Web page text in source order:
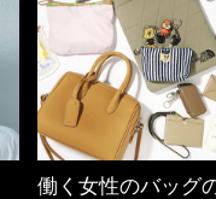
【ワーママのきれ